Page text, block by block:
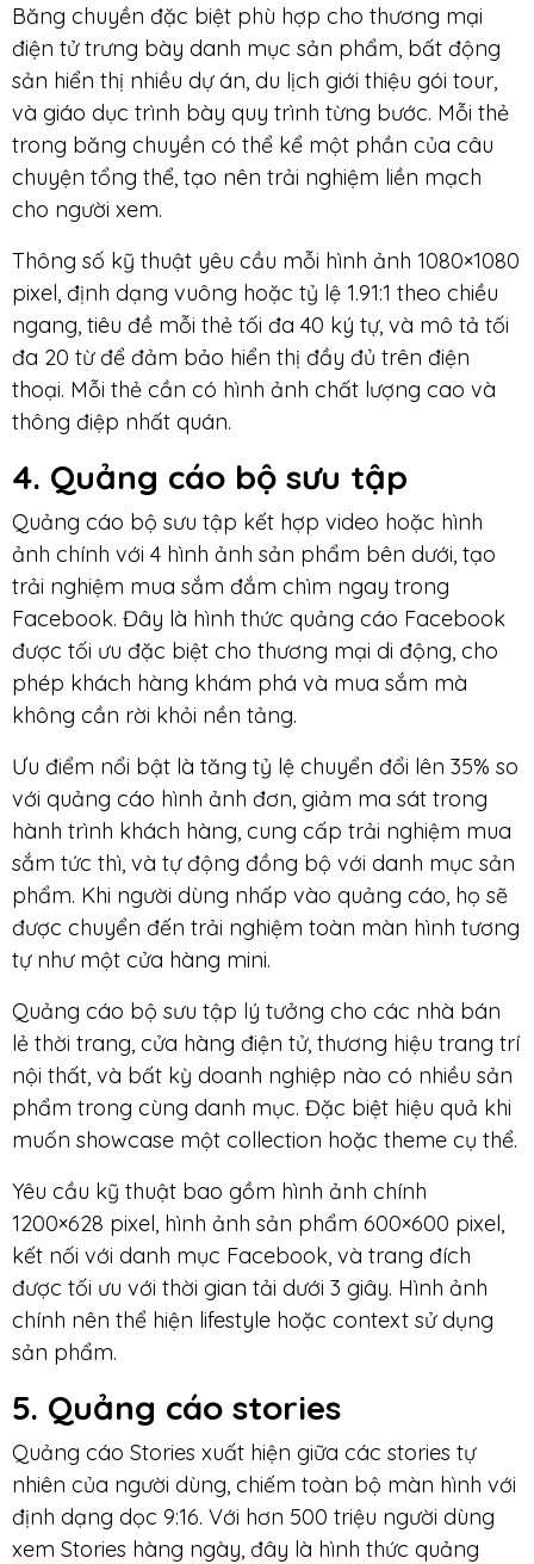
Băng chuyền đặc biệt phù hợp cho thương mại
điện tử trưng bày danh mục sản phẩm, bất động
sản hiển thị nhiều dự án, du lịch giới thiệu gói tour,
và giáo dục trình bày quy trình từng bước. Mỗi thẻ
trong băng chuyền có thể kể một phần của câu
chuyện tổng thể, tạo nên trải nghiệm liền mạch
cho người xem.
Thông số kỹ thuật yêu cầu mỗi hình ảnh 1080×1080
pixel, định dạng vuông hoặc tỷ lệ 1.91:1 theo chiều
ngang, tiêu đề mỗi thẻ tối đa 40 ký tự, và mô tả tối
đa 20 từ để đảm bảo hiển thị đầy đủ trên điện
thoại. Mỗi thẻ cần có hình ảnh chất lượng cao và
thông điệp nhất quán.
4. Quảng cáo bộ sưu tập
Quảng cáo bộ sưu tập kết hợp video hoặc hình
ảnh chính với 4 hình ảnh sản phẩm bên dưới, tạo
trải nghiệm mua sắm đắm chìm ngay trong
Facebook. Đây là hình thức quảng cáo Facebook
được tối ưu đặc biệt cho thương mại di động, cho
phép khách hàng khám phá và mua sắm mà
không cần rời khỏi nền tảng.
Ưu điểm nổi bật là tăng tỷ lệ chuyển đổi lên 35% so
với quảng cáo hình ảnh đơn, giảm ma sát trong
hành trình khách hàng, cung cấp trải nghiệm mua
sắm tức thì, và tự động đồng bộ với danh mục sản
phẩm. Khi người dùng nhấp vào quảng cáo, họ sẽ
được chuyển đến trải nghiệm toàn màn hình tương
tự như một cửa hàng mini.
Quảng cáo bộ sưu tập lý tưởng cho các nhà bán
lẻ thời trang, cửa hàng điện tử, thương hiệu trang trí
nội thất, và bất kỳ doanh nghiệp nào có nhiều sản
phẩm trong cùng danh mục. Đặc biệt hiệu quả khi
muốn showcase một collection hoặc theme cụ thể.
Yêu cầu kỹ thuật bao gồm hình ảnh chính
1200×628 pixel, hình ảnh sản phẩm 600×600 pixel,
kết nối với danh mục Facebook, và trang đích
được tối ưu với thời gian tải dưới 3 giây. Hình ảnh
chính nên thể hiện lifestyle hoặc context sử dụng
sản phẩm.
5. Quảng cáo stories
Quảng cáo Stories xuất hiện giữa các stories tự
nhiên của người dùng, chiếm toàn bộ màn hình với
định dạng dọc 9:16. Với hơn 500 triệu người dùng
xem Stories hàng ngày, đây là hình thức quảng